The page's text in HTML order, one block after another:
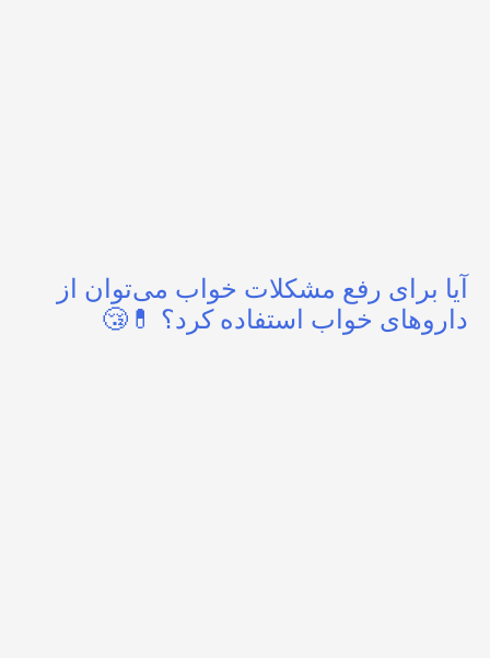
آیا برای رفع مشکلات خواب می‌توان از
داروهای خواب استفاده کرد؟ 💊😴